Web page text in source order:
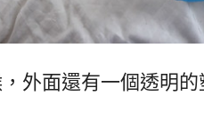
外面還有一個透明